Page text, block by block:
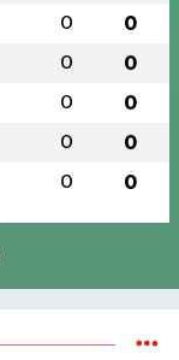
0 0
0 0
0 0
0 0
0 0